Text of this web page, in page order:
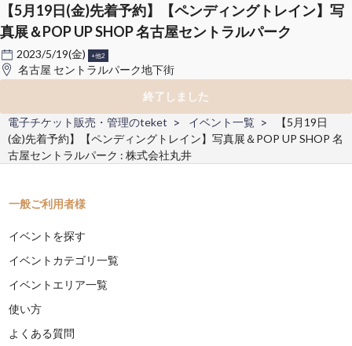
【5月19日(金)先着予約】【ペンディングトレイン】写
真展＆POP UP SHOP 名古屋セントラルパーク
2023/5/19(金) +他2
名古屋 セントラルパーク地下街
終了しました
電子チケット販売・管理のteket
イベント一覧
【5月19日
(金)先着予約】【ペンディングトレイン】写真展＆POP UP SHOP 名
古屋セントラルパーク : 株式会社丸井
一般ご利用者様
イベントを探す
イベントカテゴリ一覧
イベントエリア一覧
使い方
よくある質問